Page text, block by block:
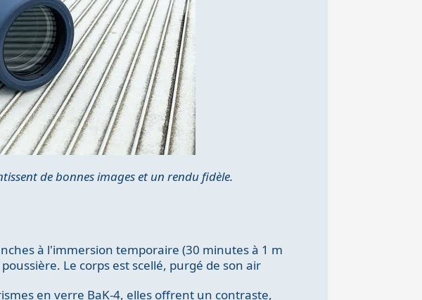
de bonnes images et un rendu fidèle.
à l'immersion temporaire (30 minutes à 1 m
Le corps est scellé, purgé de son air
en verre BaK-4, elles offrent un contraste,